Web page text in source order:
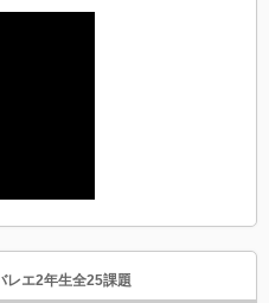
レエ2年生全25課題